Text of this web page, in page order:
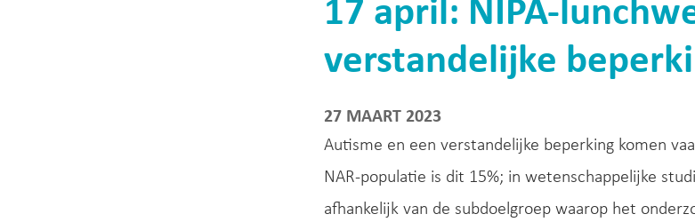
17 april: NIPA-
verstandelijke
27 MAART 2023
Autisme en een verstandelijke beperking komen
NAR-populatie is dit 15%; in wetenschappelijke
afhankelijk van de subdoelgroep waarop het